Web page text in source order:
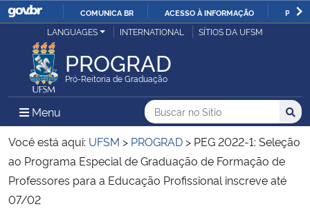
IR
O
COMUNICA BR ACESSO À INFORMAÇÃO
Ministério da Justiça e Segurança Pública
Ministério da Defesa
Ministério das Relações Exteriores
Ministério da Economia
LANGUAGES INTERNATIONAL SÍTIOS DA UFSM
PROGRAD
Pró-Reitoria de Graduação
Menu Menu Principal do Sítio
Busca
Buscar no no Sítio
Busca:
Você está aqui: UFSM > PROGRAD > PEG 2022-1: Seleção
ao Programa Especial de Graduação de Formação de
Professores para a Educação Profissional inscreve até
07/02